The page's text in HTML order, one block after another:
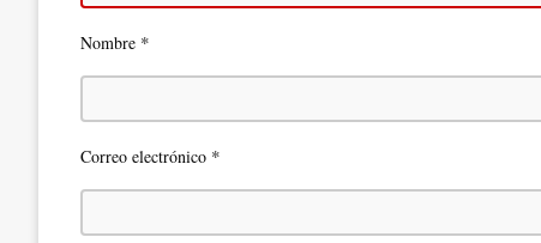
Nombre *
Correo electrónico *